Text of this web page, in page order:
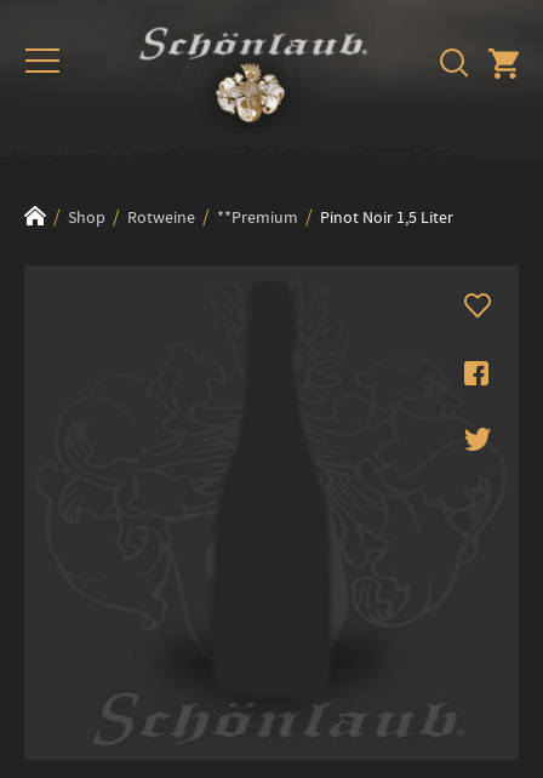
Shop Rotweine **Premium Pinot Noir 1,5 Liter